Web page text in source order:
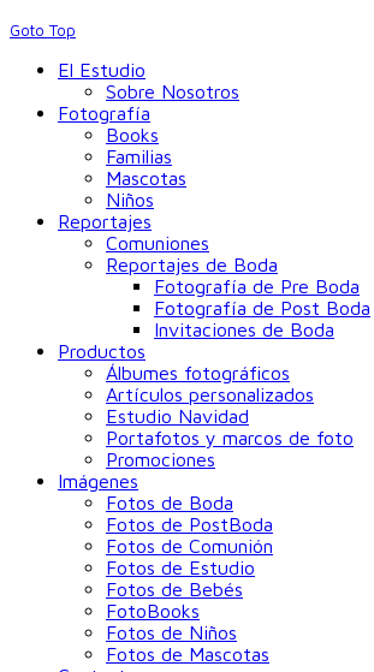
Goto Top
El Estudio
Sobre Nosotros
Fotografía
Books
Familias
Mascotas
Niños
Reportajes
Comuniones
Reportajes de Boda
Fotografía de Pre Boda
Fotografía de Post Boda
Invitaciones de Boda
Productos
Álbumes fotográficos
Artículos personalizados
Estudio Navidad
Portafotos y marcos de foto
Promociones
Imágenes
Fotos de Boda
Fotos de PostBoda
Fotos de Comunión
Fotos de Estudio
Fotos de Bebés
FotoBooks
Fotos de Niños
Fotos de Mascotas